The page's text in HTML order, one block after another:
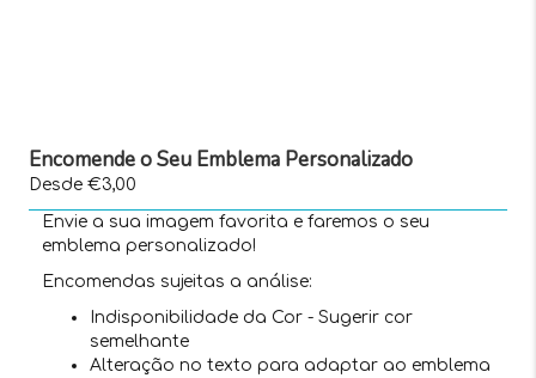
Encomende o Seu Emblema Personalizado
Desde €3,00
Envie a sua imagem favorita e faremos o seu
emblema personalizado!
Encomendas sujeitas a análise:
Indisponibilidade da Cor - Sugerir cor
semelhante
Alteração no texto para adaptar ao emblema